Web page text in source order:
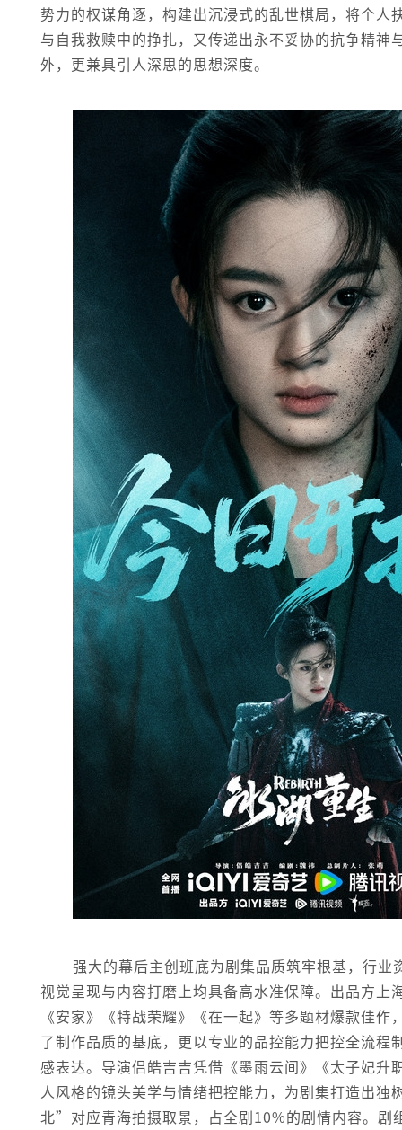
势力的权谋角逐，构建出沉浸式的乱世棋局，将个
与自我救赎中的挣扎，又传递出永不妥协的抗争精
外，更兼具引人深思的思想深度。
强大的幕后主创班底为剧集品质筑牢根基，行
视觉呈现与内容打磨上均具备高水准保障。出品方
《安家》《特战荣耀》《在一起》等多题材爆款佳
了制作品质的基底，更以专业的品控能力把控全流
感表达。导演侣皓吉吉凭借《墨雨云间》《太子妃
人风格的镜头美学与情绪把控能力，为剧集打造出
北”对应青海拍摄取景，占全剧10%的剧情内容。剧